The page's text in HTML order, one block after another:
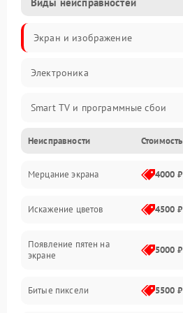
Экран и изображение
Электроника
Smart TV и программные сбои
Питание и запуск
Подсветка и LED-модули
Звук и аудиосистема
Сигнал и приём каналов
Неисправности Стоимость
Мерцание экрана 4000 ₽
Искажение цветов 4500 ₽
Появление пятен на
экране
5000 ₽
Битые пиксели 5500 ₽